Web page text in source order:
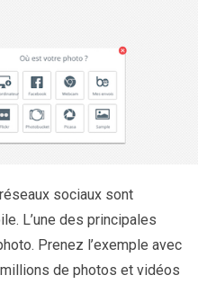
sociaux sont
L’une des principales
Prenez l’exemple avec
de photos et vidéos